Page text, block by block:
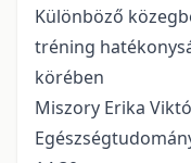
Különböző
tréning
körében
Miszory Erika